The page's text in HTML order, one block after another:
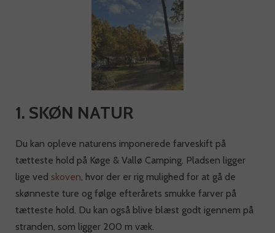
1. SKØN NATUR
Du kan opleve naturens imponerede farveskift på
tætteste hold på Køge & Vallø Camping. Pladsen ligger
lige ved skoven, hvor der er rig mulighed for at gå de
skønneste ture og følge efterårets smukke farver på
tætteste hold. Du kan også blive blæst godt igennem på
stranden, som ligger 200 m væk.